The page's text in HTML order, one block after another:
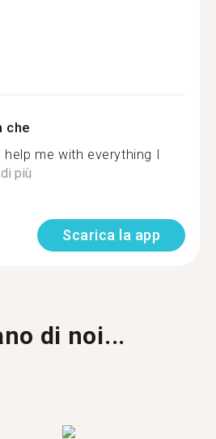
che
help me with everything I
più
Scarica la app
di noi...